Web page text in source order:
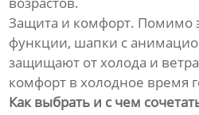
Защита и комфорт. Помимо
функции, шапки с
защищают от холода и
комфорт в холодное время
Как выбрать и с чем